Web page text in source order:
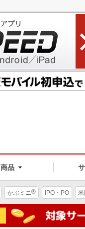
商品
かぶミニ® IPO・PO